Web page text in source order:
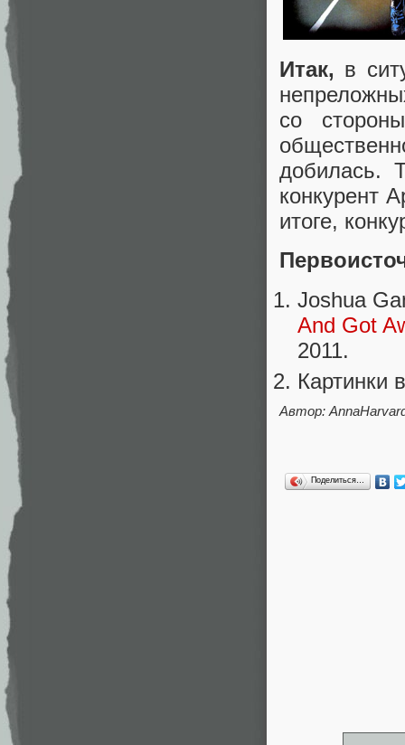
Итак, в
со
добилась.
конкурент
итоге,
Joshua
And Got
2011.
Картинки
Автор:
Поделиться…